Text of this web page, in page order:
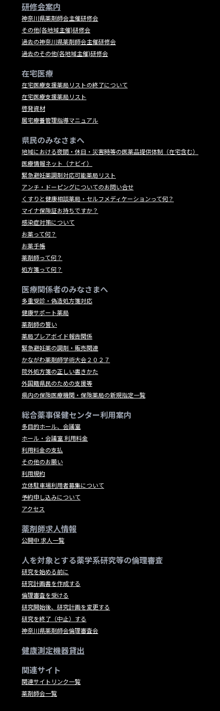
研修会案内
神奈川県薬剤師会主催研修会
その他(各地域主催)研修会
過去の神奈川県薬剤師会主催研修会
過去のその他(各地域主催)研修会
在宅医療
在宅医療支援薬局リストの終了について
在宅医療支援薬局リスト
啓発資材
居宅療養管理指導マニュアル
県民のみなさまへ
地域における夜間・休日・災害時等の医薬品提供体制（在宅含む）
医療情報ネット（ナビイ）
緊急避妊薬調剤対応可能薬局リスト
アンチ・ドーピングについてのお問い合せ
くすりと健康相談薬局・セルフメディケーションって何？
マイナ保険証お持ちですか？
感染症対策について
お薬って何？
お薬手帳
薬剤師って何？
処方箋って何？
医療関係者のみなさまへ
多重受診・偽造処方箋対応
健康サポート薬局
薬剤師の誓い
薬局プレアボイド報告関係
緊急避妊薬の調剤・販売関連
かながわ薬剤師学術大会２０２７
院外処方箋の正しい書きかた
外国籍県民のための支援等
県内の保険医療機関・保険薬局の新規指定一覧
総合薬事保健センター利用案内
多目的ホール、会議室
ホール・会議室 利用料金
利用料金の支払
その他のお願い
利用規約
立体駐車場利用者募集について
予約申し込みについて
アクセス
薬剤師求人情報
公開中 求人一覧
人を対象とする薬学系研究等の倫理審査
研究を始める前に
研究計画書を作成する
倫理審査を受ける
研究開始後、研究計画を変更する
研究を終了（中止）する
神奈川県薬剤師会倫理審査会
健康測定機器貸出
関連サイト
関連サイトリンク一覧
薬剤師会一覧